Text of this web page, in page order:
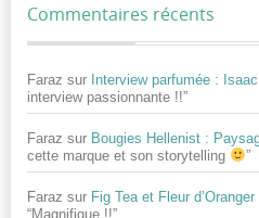
Commentaires récents
Faraz sur Interview parfumée :
interview passionnante !!”
Faraz sur Bougies Hellenist :
cette marque et son storytelling
”
Faraz sur Fig Tea et Fleur
“Magnifique !!”